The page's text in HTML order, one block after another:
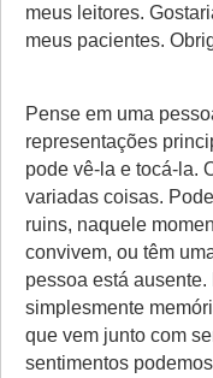
meus leitores.
meus pacientes.
Pense em uma
representações
pode vê-la e tocá-la.
variadas coisas.
ruins, naquele
convivem, ou têm
pessoa está
simplesmente
que vem junto com
sentimentos